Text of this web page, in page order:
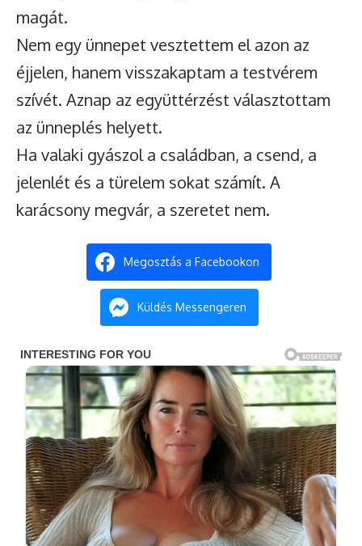
magát.
Nem egy ünnepet vesztettem el azon az
éjjelen, hanem visszakaptam a testvérem
szívét. Aznap az együttérzést választottam
az ünneplés helyett.
Ha valaki gyászol a családban, a csend, a
jelenlét és a türelem sokat számít. A
karácsony megvár, a szeretet nem.
Megosztás a Facebookon
Küldés Messengeren